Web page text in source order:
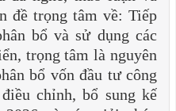
đề trọng tâm về: Tiếp
bổ và sử dụng các
trọng tâm là nguyên
bổ vốn đầu tư công
chỉnh, bổ sung kế